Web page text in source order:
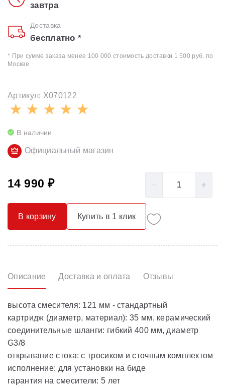
завтра
Доставка
бесплатно *
* При сумме заказа менее 100 000 стоимость доставки 1 500 руб. по
Москве
Артикул: X070122
В наличии
Официальный магазин
14 990 ₽
В корзину Купить в 1 клик
Описание Доставка и оплата Отзывы
высота смесителя: 121 мм - стандартный
картридж (диаметр, материал): 35 мм, керамический
соединительные шланги: гибкий 400 мм, диаметр
G3/8
открывание стока: с тросиком и сточным комплектом
исполнение: для установки на биде
гарантия на смесители: 5 лет